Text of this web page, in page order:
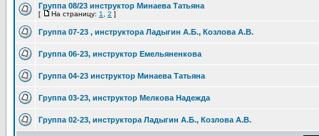
Группа 08/23 инструктор Минаева Татьяна
[ На страницу: 1 2 ]
Группа 07-23 , инструктора Ладыгин А.Б., Козлова А.В.
Группа 06-23, инструктор Емельяненкова
Группа 04-23 инструктор Минаева Татьяна
Группа 03-23, инструктор Мелкова Надежда
Группа 02-23, инструктора Ладыгин А.Б., Козлова А.В.